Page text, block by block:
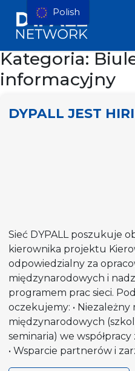
Kategoria:
informacyjny
DYPALL JEST
Sieć DYPALL poszukuje
kierownika projektu
odpowiedzialny za
międzynarodowych i
programem prac sieci.
oczekujemy: •
międzynarodowych
seminaria) we
• Wsparcie partnerów i
Polish